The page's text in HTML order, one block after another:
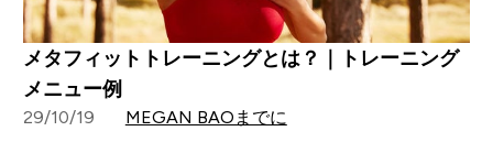
メタフィットトレーニングとは？｜トレーニング
メニュー例
29/10/19 MEGAN BAOまでに